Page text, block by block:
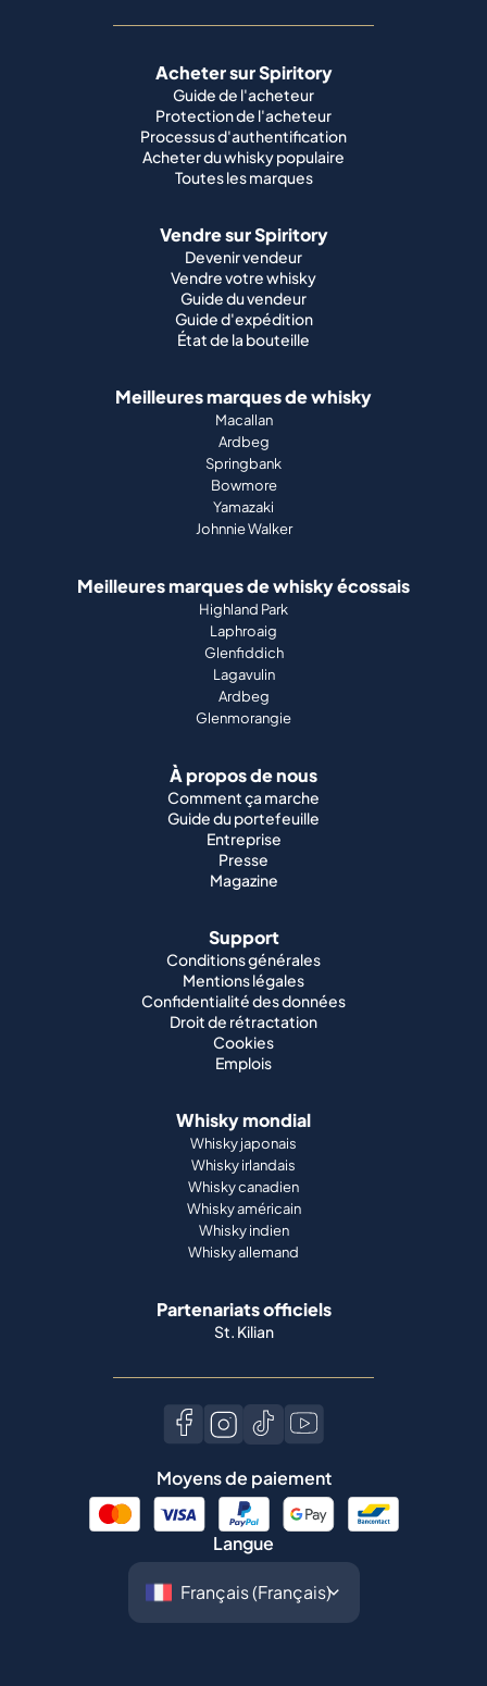
Acheter sur Spiritory
Guide de l'acheteur
Protection de l'acheteur
Processus d'authentification
Acheter du whisky populaire
Toutes les marques
Vendre sur Spiritory
Devenir vendeur
Vendre votre whisky
Guide du vendeur
Guide d'expédition
État de la bouteille
Meilleures marques de whisky
Macallan
Ardbeg
Springbank
Bowmore
Yamazaki
Johnnie Walker
Meilleures marques de whisky écossais
Highland Park
Laphroaig
Glenfiddich
Lagavulin
Ardbeg
Glenmorangie
À propos de nous
Comment ça marche
Guide du portefeuille
Entreprise
Presse
Magazine
Support
Conditions générales
Mentions légales
Confidentialité des données
Droit de rétractation
Cookies
Emplois
Whisky mondial
Whisky japonais
Whisky irlandais
Whisky canadien
Whisky américain
Whisky indien
Whisky allemand
Partenariats officiels
St. Kilian
Moyens de paiement
Langue